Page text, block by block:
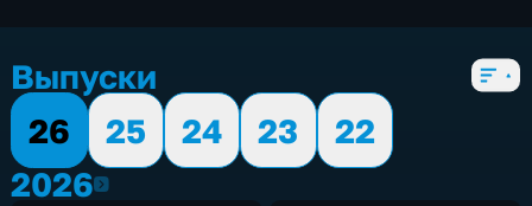
Выпуски
26
25 24 23
22
20262026